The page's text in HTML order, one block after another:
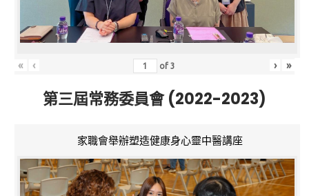
« ‹ of3 › »
第三屆常務委員會 (2022-2023)
家職會舉辦塑造健康身心靈中醫講座